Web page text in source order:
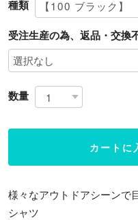
種類
受注生産の為、返品・交換
数量
カートに
様々なアウトドアシーンで
シャツ